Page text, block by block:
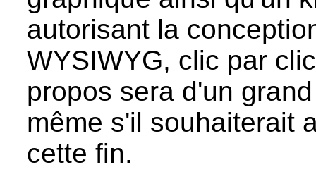
autorisant la
WYSIWYG, clic par
propos sera d'un
même s'il souhaiterait
cette fin.